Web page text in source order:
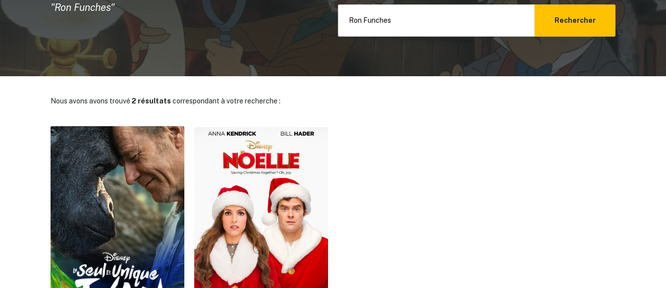
"Ron Funches"
Rechercher
Nous avons avons trouvé 2 résultats correspondant à votre recherche :
✕